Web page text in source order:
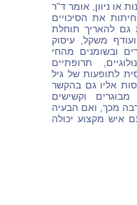
או ניוון, אומר ד"ר
את הסיכויים
גם להאריך תוחלת
משקל, עיסוק
ובשומנים מהחי
תרופתיים
לתופעות של גיל
אליו גם בהקשר
וקשישים
מכך, ואם הבעיה
איש מקצוע יכולה